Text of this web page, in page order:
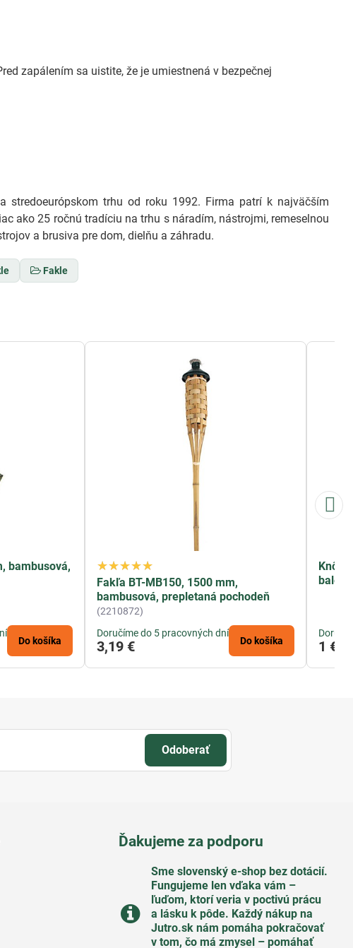
zapálením sa uistite, že je umiestnená v bezpečnej
stredoeurópskom trhu od roku 1992. Firma patrí k najväčším
ako 25 ročnú tradíciu na trhu s náradím, nástrojmi, remeselnou
a brusiva pre dom, dielňu a záhradu.
Fakle
bambusová,
Do košíka
Fakľa BT-MB150, 1500 mm,
bambusová, prepletaná pochodeň
(2210872)
Doručíme do 5 pracovných dní
3,19 € Do košíka
Knôt
1 €
Odoberať
Ďakujeme za podporu
Sme slovenský e-shop bez dotácií​.
Fungujeme len vďaka vám –
ľuďom, ktorí veria v poctivú prácu
a lásku k pôde​. Každý nákup na
Jutro​.sk nám pomáha pokračovať
v tom, čo má zmysel – pomáhať